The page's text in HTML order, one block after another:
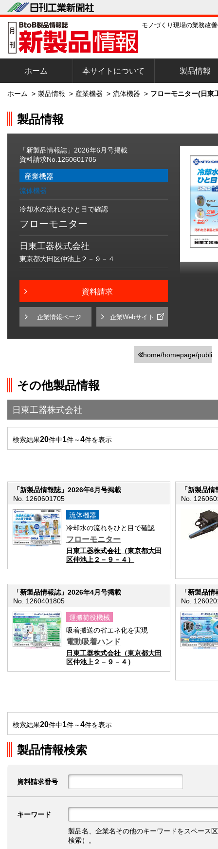
モノづくり現場の業務改
ホーム 本サイトについて 製品情報
ホーム > 製品情報 > 産業機器 > 流体機器 > フローモニター(日東
製品情報
「新製品情報誌」2026年6月号掲載
資料請求No.1260601705
産業機器
流体機器
冷却水の流れをひと目で確認
フローモニター
日東工器株式会社
東京都大田区仲池上２－９－４
資料請求
企業情報ページ 企業Webサイト
/home/homepage/
その他製品情報
日東工器株式会社
検索結果20件中1件～4件を表示
「新製品情報誌」2026年6月号掲載
No. 1260601705
流体機器
冷却水の流れをひと目で確認
フローモニター
日東工器株式会社（東京都大田
区仲池上２－９－４）
「新製品
No.
「新製品情報誌」2026年4月号掲載
No. 1260401805
運搬荷役機械
吸着搬送の省エネ化を実現
電動吸着ハンド
日東工器株式会社（東京都大田
区仲池上２－９－４）
「新製品
No.
検索結果20件中1件～4件を表示
製品情報検索
資料請求番号
キーワード
製品名、企業名その他のキーワードをスペース
検索）。